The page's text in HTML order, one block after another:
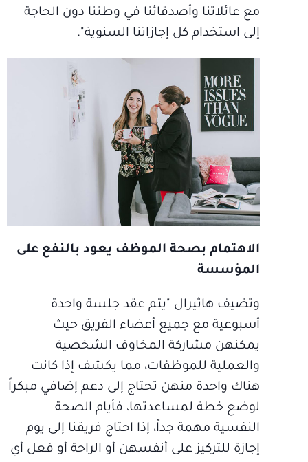
مع عائلاتنا وأصدقائنا في وطننا دون الحاجة
إلى استخدام كل إجازاتنا السنوية".
الاهتمام بصحة الموظف يعود بالنفع على
المؤسسة
وتضيف هاثيرال "يتم عقد جلسة واحدة
أسبوعية مع جميع أعضاء الفريق حيث
يمكنهن مشاركة المخاوف الشخصية
والعملية للموظفات، مما يكشف إذا كانت
هناك واحدة منهن تحتاج إلى دعم إضافي مبكراً
لوضع خطة لمساعدتها، فأيام الصحة
النفسية مهمة جداً، إذا احتاج فريقنا إلى يوم
إجازة للتركيز على أنفسهن أو الراحة أو فعل أي